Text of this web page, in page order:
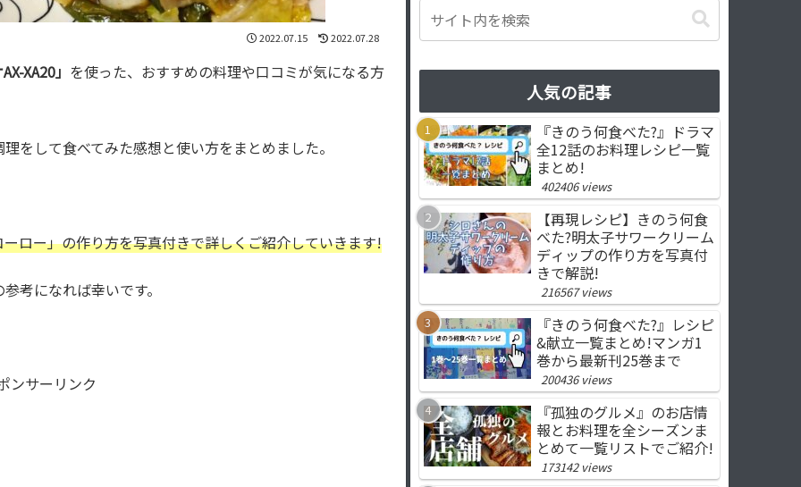
2022.07.15 2022.07.28
XA20」 を使った、おすすめの料理や口コミが気になる方
をして食べてみた感想と使い方をまとめました。
ロー」の作り方を写真付きで詳しくご紹介していきます!
考になれば幸いです。
ンサーリンク
人気の記事
『きのう何食べた?』ドラマ
全12話のお料理レシピ一覧
まとめ!
402406 views
【再現レシピ】きのう何食
べた?明太子サワークリーム
ディップの作り方を写真付
きで解説!
216567 views
『きのう何食べた?』レシピ
&献立一覧まとめ!マンガ1
巻から最新刊25巻まで
200436 views
『孤独のグルメ』のお店情
報とお料理を全シーズンま
とめて一覧リストでご紹介!
173142 views